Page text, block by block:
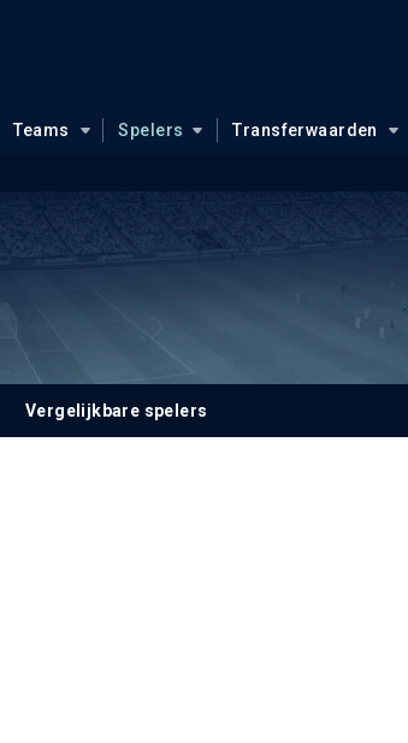
Teams Spelers Transferwaarden
Vergelijkbare spelers